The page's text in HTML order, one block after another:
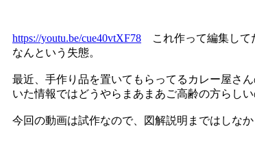
https://youtu.be/cue40vtXF78 これ作って編集して
なんという失態。
最近、手作り品を置いてもらってるカレー屋さ
いた情報ではどうやらまあまあご高齢の方らし
今回の動画は試作なので、図解説明まではしな